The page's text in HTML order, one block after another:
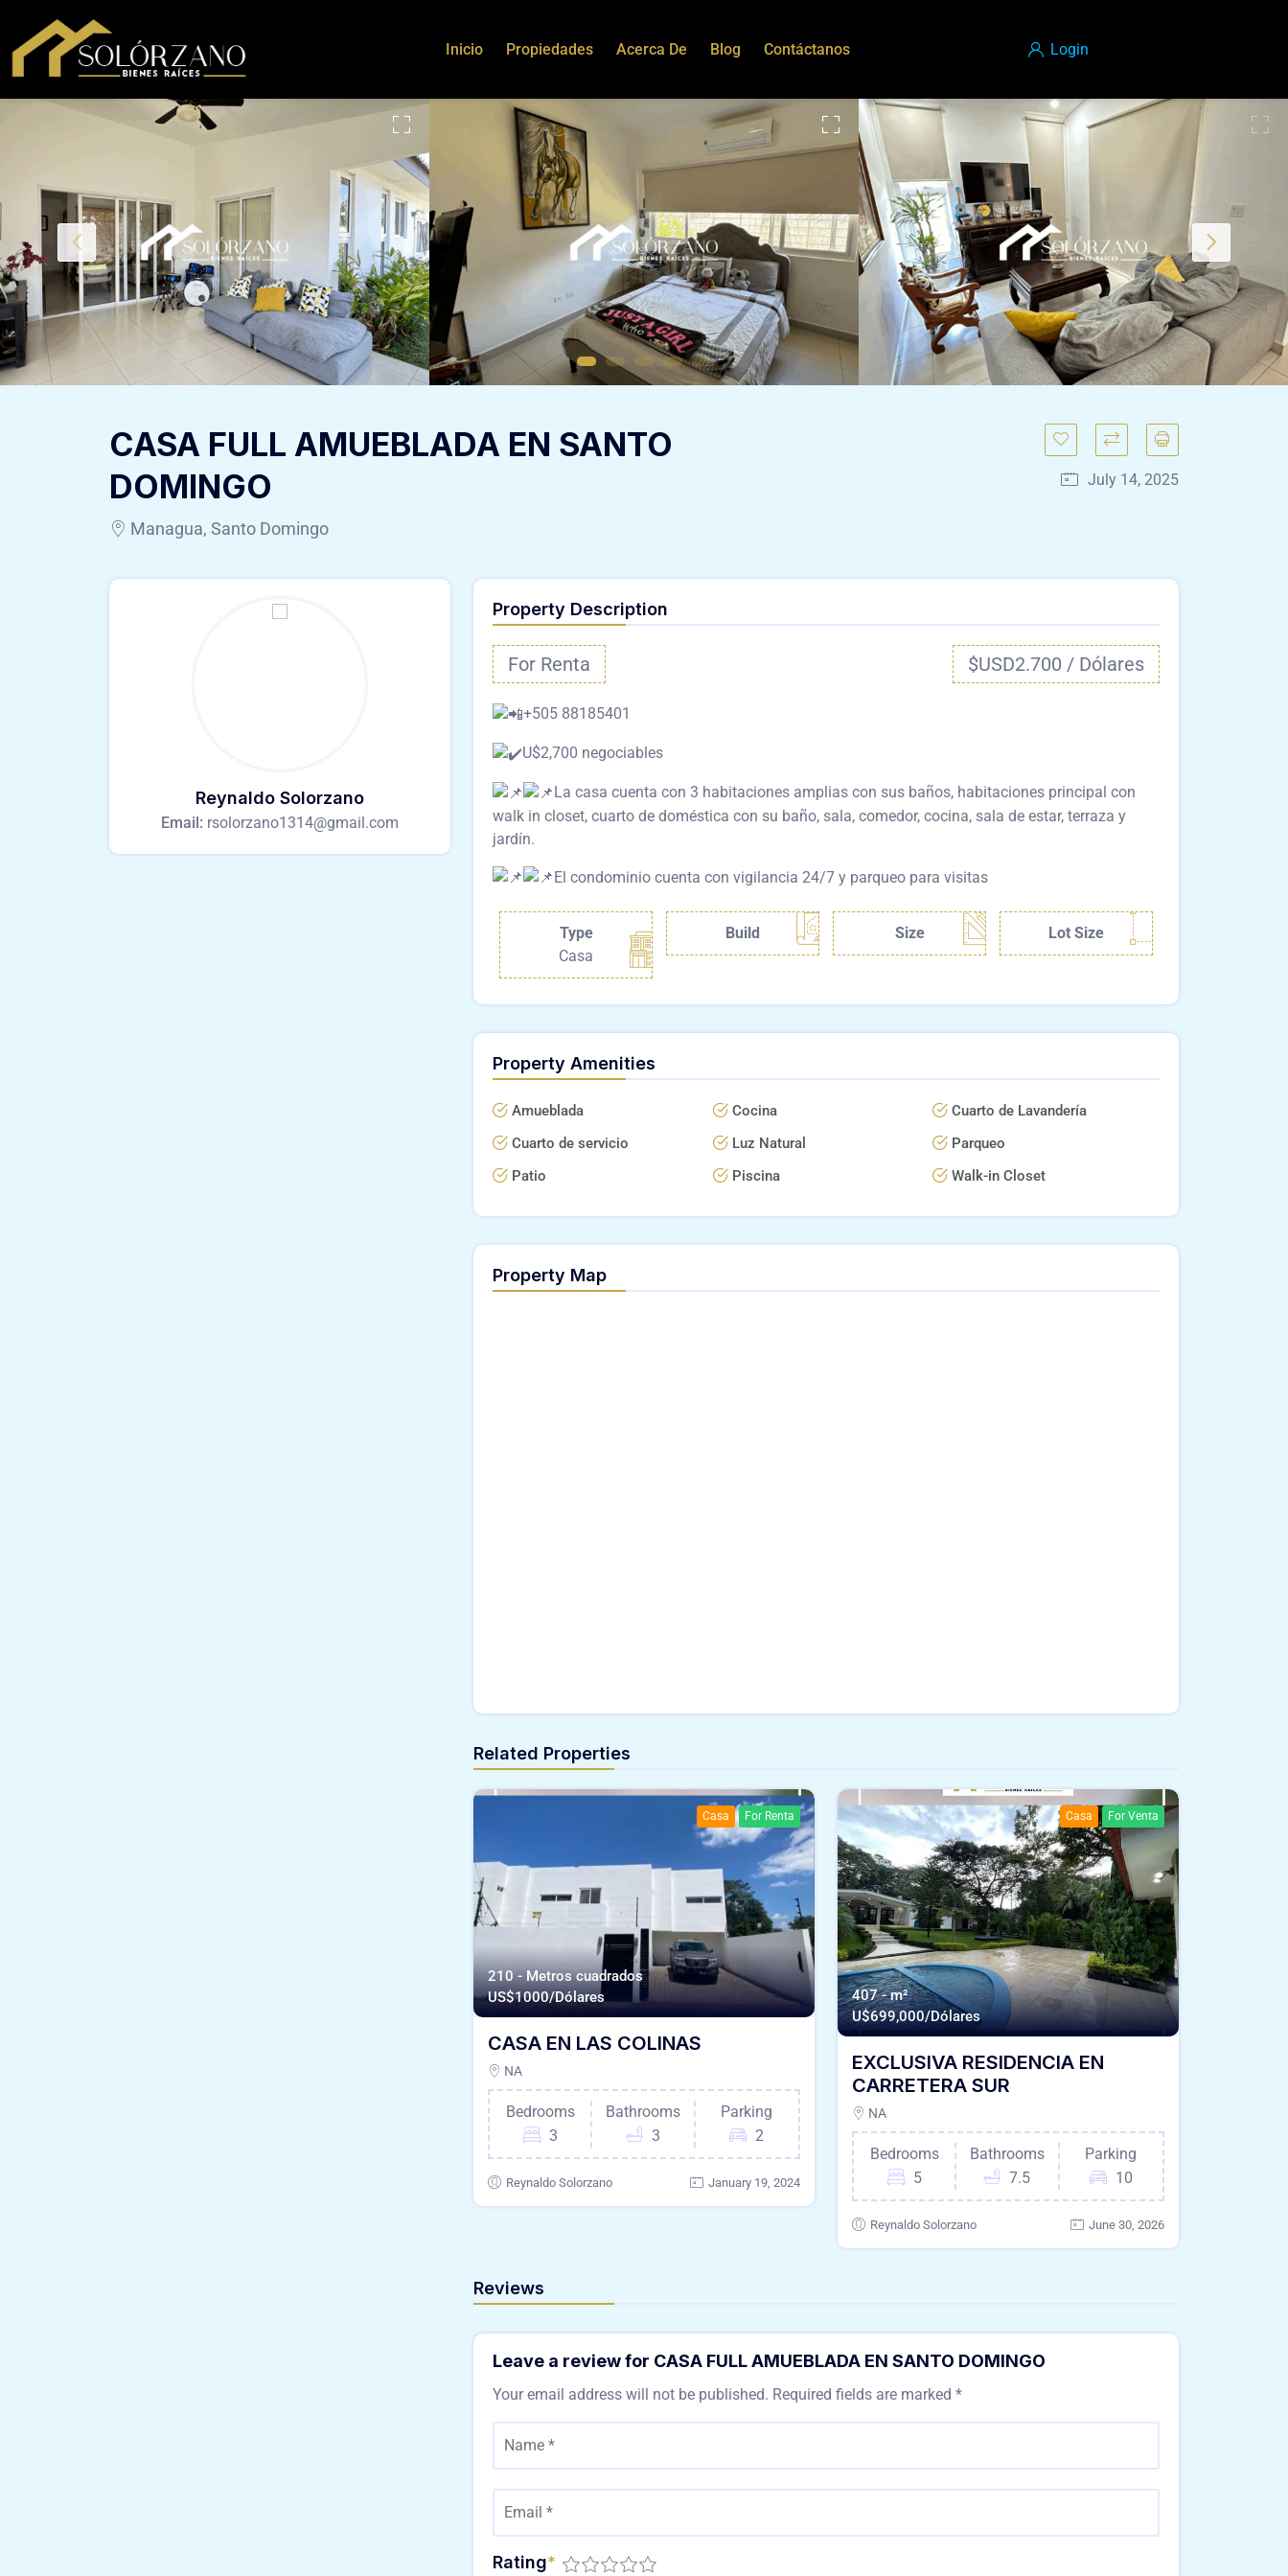
Inicio Propiedades Acerca De Blog Contáctanos Login
CASA FULL AMUEBLADA EN SANTO
DOMINGO
Managua, Santo Domingo
July 14, 2025
Property Description
For Renta $USD2.700 / Dólares
+505 88185401
U$2,700 negociables
La casa cuenta con 3 habitaciones amplias con sus baños, habitaciones principal con
walk in closet, cuarto de doméstica con su baño, sala, comedor, cocina, sala de estar, terraza y
jardín.
El condominio cuenta con vigilancia 24/7 y parqueo para visitas
Type
Casa
Build Size Lot Size
Property Amenities
Amueblada Cocina
Cuarto de Lavandería
Cuarto de servicio
Luz Natural
Parqueo
Patio
Piscina Walk-in Closet
Property Map
Related Properties
Casa For Renta
210 - Metros cuadrados
US$1000/Dólares
CASA EN LAS COLINAS
NA
Bedrooms
3
Bathrooms
3
Parking
2
Reynaldo Solorzano January 19, 2024
Casa For Venta
407 - m²
U$699,000/Dólares
EXCLUSIVA RESIDENCIA EN
CARRETERA SUR
NA
Bedrooms
5
Bathrooms
7.5
Parking
10
Reynaldo Solorzano June 30, 2026
Reviews
Leave a review for CASA FULL AMUEBLADA EN SANTO DOMINGO
Your email address will not be published. Required fields are marked *
Rating*
Reynaldo Solorzano
Email: rsolorzano1314@gmail.com